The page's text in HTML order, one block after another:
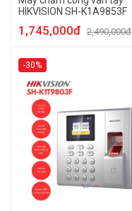
HIKVISION SH-K1A9853F
1,745,000đ 2,490,000đ
-30%